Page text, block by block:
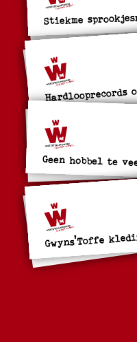
Stiekme
Hardlooprecords
Geen hobbel te
Gwyns'Toffe